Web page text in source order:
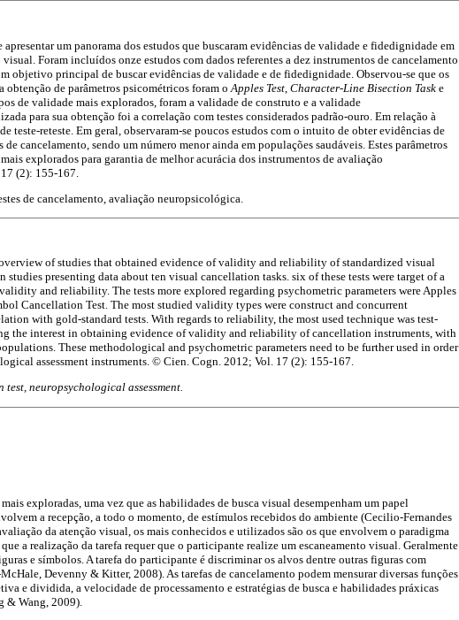
um panorama dos estudos que buscaram evidências de validade e fidedignidade em
Foram incluídos onze estudos com dados referentes a dez instrumentos de cancelamento
objetivo principal de buscar evidências de validade e de fidedignidade. Observou-se que os
obtenção de parâmetros psicométricos foram o Apples Test Character-Line Bisection Task e
de validade mais explorados, foram a validade de construto e a validade
para sua obtenção foi a correlação com testes considerados padrão-ouro. Em relação à
teste-reteste. Em geral, observaram-se poucos estudos com o intuito de obter evidências de
cancelamento, sendo um número menor ainda em populações saudáveis. Estes parâmetros
explorados para garantia de melhor acurácia dos instrumentos de avaliação
(2): 155-167.
de cancelamento, avaliação neuropsicológica.
of studies that obtained evidence of validity and reliability of standardized visual
presenting data about ten visual cancellation tasks. six of these tests were target of a
and reliability. The tests more explored regarding psychometric parameters were Apples
Cancellation Test. The most studied validity types were construct and concurrent
with gold-standard tests. With regards to reliability, the most used technique was test-
the interest in obtaining evidence of validity and reliability of cancellation instruments, with
These methodological and psychometric parameters need to be further used in order
assessment instruments. © Cien. Cogn. 2012; Vol. 17 (2): 155-167.
neuropsychological assessment.
exploradas, uma vez que as habilidades de busca visual desempenham um papel
a recepção, a todo o momento, de estímulos recebidos do ambiente (Cecilio-Fernandes
da atenção visual, os mais conhecidos e utilizados são os que envolvem o paradigma
a realização da tarefa requer que o participante realize um escaneamento visual. Geralmente
e símbolos. A tarefa do participante é discriminar os alvos dentre outras figuras com
Devenny & Kitter, 2008). As tarefas de cancelamento podem mensurar diversas funções
e dividida, a velocidade de processamento e estratégias de busca e habilidades práxicas
& Wang, 2009).